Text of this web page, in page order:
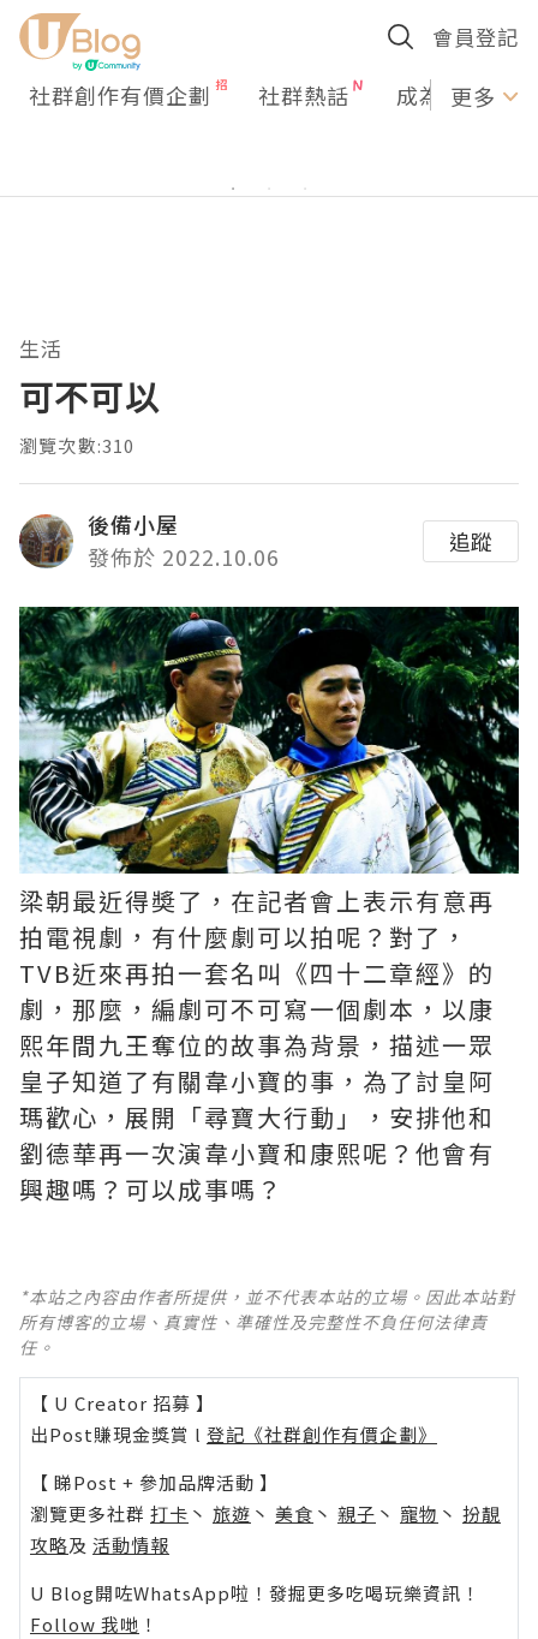
會員登記
社群創作有價企劃 社群熱話 成為U更多
生活
可不可以
瀏覽次數:310
後備小屋
發佈於 2022.10.06
追蹤
梁朝最近得奬了，在記者會上表示有意再
拍電視劇，有什麼劇可以拍呢？對了，
TVB近來再拍一套名叫《四十二章經》的
劇，那麼，編劇可不可寫一個劇本，以康
熙年間九王奪位的故事為背景，描述一眾
皇子知道了有關韋小寶的事，為了討皇阿
瑪歡心，展開「尋寶大行動」，安排他和
劉德華再一次演韋小寶和康熙呢？他會有
興趣嗎？可以成事嗎？
*本站之內容由作者所提供，並不代表本站的立場。因此本站對
所有博客的立場、真實性、準確性及完整性不負任何法律責
任。
【 U Creator 招募 】
出Post賺現金獎賞 l 登記《社群創作有價企劃》
【 睇Post + 參加品牌活動 】
瀏覽更多社群 打卡 丶 旅遊 丶 美食 丶 親子 丶 寵物 丶 扮靚
攻略及 活動情報
U Blog開咗WhatsApp啦！發掘更多吃喝玩樂資訊！
Follow 我哋 ！